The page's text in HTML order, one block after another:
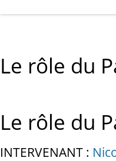
Le rôle du
Le rôle du
INTERVENANT :